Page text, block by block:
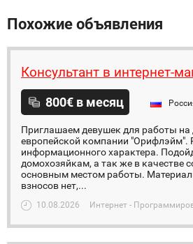
Похожие объявления
Консультант в интернет-
800€ в месяц
​Приглашаем девушек для работы на
европейской компании "Орифлэйм".
информационного характера.
домохозяйкам, а так же в качестве
основным местом работы.
взносов нет,...
10.08.2026 Интернет -